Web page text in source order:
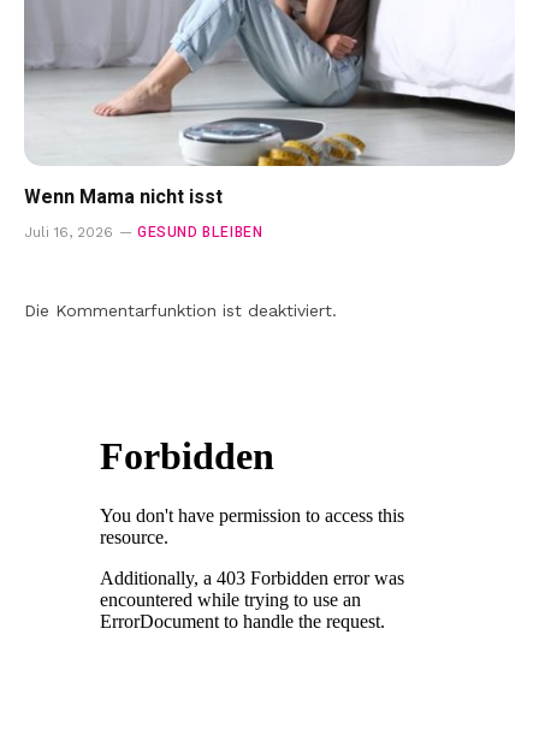
Wenn Mama nicht isst
Juli 16, 2026 GESUND BLEIBEN
Die Kommentarfunktion ist deaktiviert.